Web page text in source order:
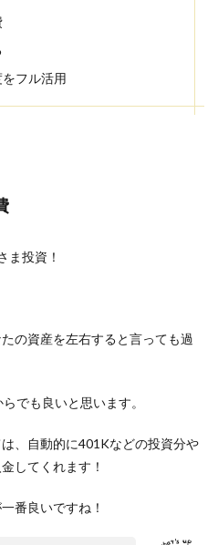
フル活用
ま投資！
の資産を左右すると言っても過
でも良いと思います。
、自動的に401Kなどの投資分や
してくれます！
番良いですね！